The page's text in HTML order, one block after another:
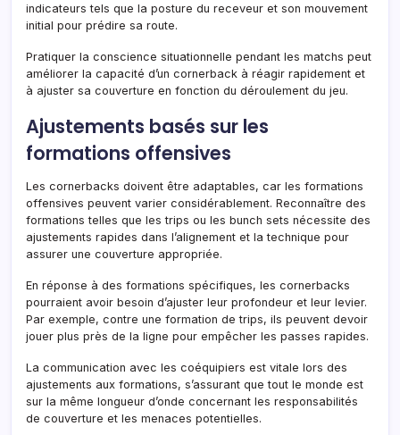
indicateurs tels que la posture du receveur et son mouvement
initial pour prédire sa route.
Pratiquer la conscience situationnelle pendant les matchs peut
améliorer la capacité d’un cornerback à réagir rapidement et
à ajuster sa couverture en fonction du déroulement du jeu.
Ajustements basés sur les
formations offensives
Les cornerbacks doivent être adaptables, car les formations
offensives peuvent varier considérablement. Reconnaître des
formations telles que les trips ou les bunch sets nécessite des
ajustements rapides dans l’alignement et la technique pour
assurer une couverture appropriée.
En réponse à des formations spécifiques, les cornerbacks
pourraient avoir besoin d’ajuster leur profondeur et leur levier.
Par exemple, contre une formation de trips, ils peuvent devoir
jouer plus près de la ligne pour empêcher les passes rapides.
La communication avec les coéquipiers est vitale lors des
ajustements aux formations, s’assurant que tout le monde est
sur la même longueur d’onde concernant les responsabilités
de couverture et les menaces potentielles.